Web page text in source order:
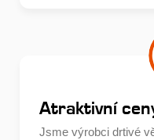
Atraktivní
Jsme výrobci drtivé